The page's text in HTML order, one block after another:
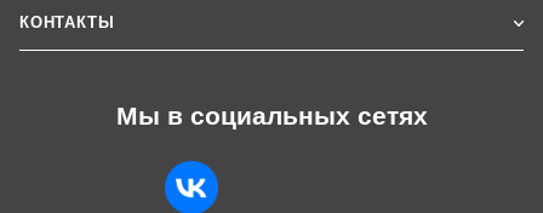
КОНТАКТЫ
Мы в социальных сетях